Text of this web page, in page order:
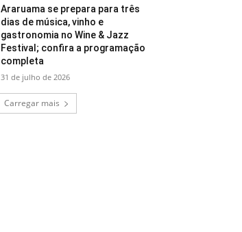
Araruama se prepara para três
dias de música, vinho e
gastronomia no Wine & Jazz
Festival; confira a programação
completa
31 de julho de 2026
Carregar mais